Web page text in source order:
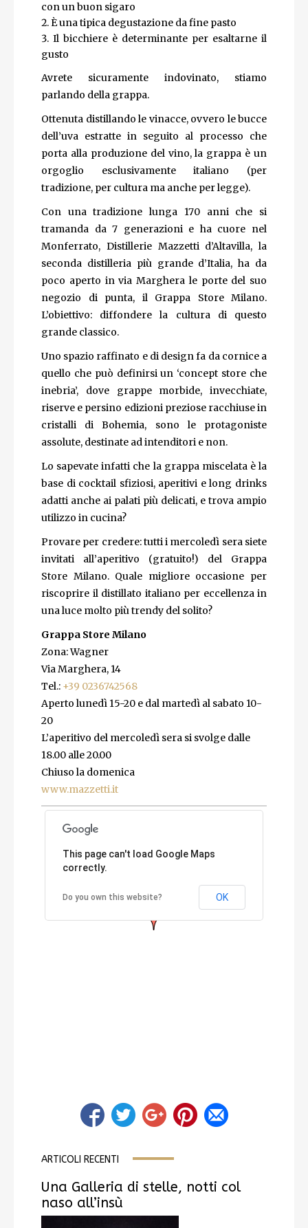
con un buon sigaro
È una tipica degustazione da fine pasto
Il bicchiere è determinante per esaltarne il
gusto
Avrete sicuramente indovinato, stiamo
parlando della grappa.
Ottenuta distillando le vinacce, ovvero le bucce
dell’uva estratte in seguito al processo che
porta alla produzione del vino, la grappa è un
orgoglio esclusivamente italiano (per
tradizione, per cultura ma anche per legge).
Con una tradizione lunga 170 anni che si
tramanda da 7 generazioni e ha cuore nel
Monferrato, Distillerie Mazzetti d’Altavilla, la
seconda distilleria più grande d’Italia, ha da
poco aperto in via Marghera le porte del suo
negozio di punta, il Grappa Store Milano.
L’obiettivo: diffondere la cultura di questo
grande classico.
Uno spazio raffinato e di design fa da cornice a
quello che può definirsi un ‘concept store che
inebria’, dove grappe morbide, invecchiate,
riserve e persino edizioni preziose racchiuse in
cristalli di Bohemia, sono le protagoniste
assolute, destinate ad intenditori e non.
Lo sapevate infatti che la grappa miscelata è la
base di cocktail sfiziosi, aperitivi e long drinks
adatti anche ai palati più delicati, e trova ampio
utilizzo in cucina?
Provare per credere: tutti i mercoledì sera siete
invitati all’aperitivo (gratuito!) del Grappa
Store Milano. Quale migliore occasione per
riscoprire il distillato italiano per eccellenza in
una luce molto più trendy del solito?
Grappa Store Milano
Zona: Wagner
Via Marghera, 14
Tel.: +39 0236742568
Aperto lunedì 15-20 e dal martedì al sabato 10-
20
L’aperitivo del mercoledì sera si svolge dalle
18.00 alle 20.00
Chiuso la domenica
www.mazzetti.it
This page can't load Google Maps
correctly.
Do you own this website? OK
ARTICOLI RECENTI
Una Galleria di stelle, notti col
naso all’insù